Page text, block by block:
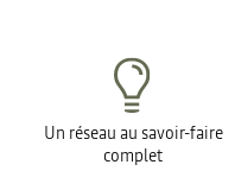
Un réseau au savoir-faire
complet